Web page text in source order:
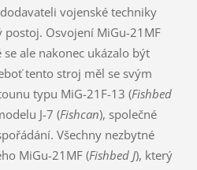
vojenské techniky
postoj. Osvojení MiGu-21MF
ale nakonec ukázalo být
tento stroj měl se svým
typu MiG-21F-13 (Fishbed
J-7 (Fishcan), společné
Všechny nezbytné
MiGu-21MF (Fishbed J), který